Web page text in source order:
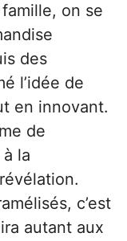
on se
des
l’idée de
en innovant.
de
la
c’est
autant aux